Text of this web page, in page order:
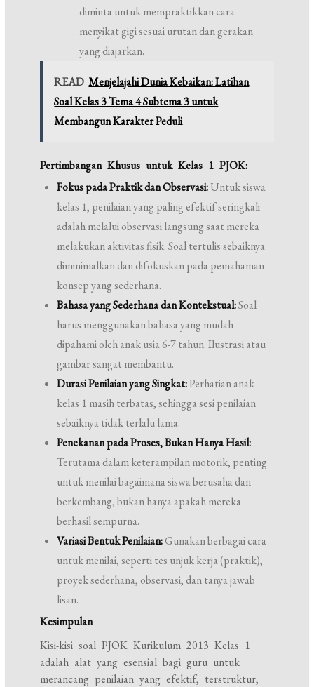
diminta untuk mempraktikkan cara
menyikat gigi sesuai urutan dan gerakan
yang diajarkan.
READ Menjelajahi Dunia Kebaikan: Latihan
Soal Kelas 3 Tema 4 Subtema 3 untuk
Membangun Karakter Peduli
Pertimbangan Khusus untuk Kelas 1 PJOK:
Fokus pada Praktik dan Observasi:Untuk siswa
kelas 1, penilaian yang paling efektif seringkali
adalah melalui observasi langsung saat mereka
melakukan aktivitas fisik. Soal tertulis sebaiknya
diminimalkan dan difokuskan pada pemahaman
konsep yang sederhana.
Bahasa yang Sederhana dan Kontekstual:Soal
harus menggunakan bahasa yang mudah
dipahami oleh anak usia 6-7 tahun. Ilustrasi atau
gambar sangat membantu.
Durasi Penilaian yang Singkat:Perhatian anak
kelas 1 masih terbatas, sehingga sesi penilaian
sebaiknya tidak terlalu lama.
Penekanan pada Proses, Bukan Hanya Hasil:
Terutama dalam keterampilan motorik, penting
untuk menilai bagaimana siswa berusaha dan
berkembang, bukan hanya apakah mereka
berhasil sempurna.
Variasi Bentuk Penilaian:Gunakan berbagai cara
untuk menilai, seperti tes unjuk kerja (praktik),
proyek sederhana, observasi, dan tanya jawab
lisan.
Kesimpulan
Kisi-kisi soal PJOK Kurikulum 2013 Kelas 1
adalah alat yang esensial bagi guru untuk
merancang penilaian yang efektif, terstruktur,